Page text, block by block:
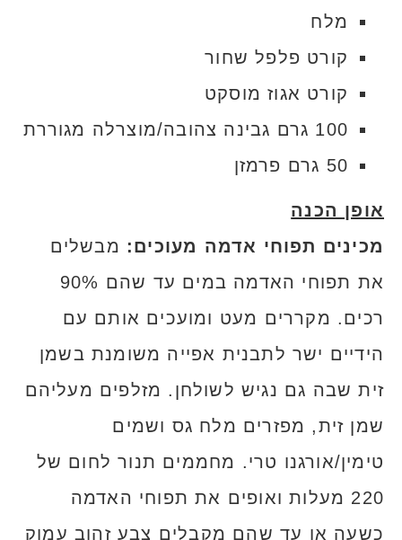
מלח
קורט פלפל שחור
קורט אגוז מוסקט
100 גרם גבינה צהובה/מוצרלה מגוררת
50 גרם פרמזן
אופן הכנה
מכינים תפוחי אדמה מעוכים: מבשלים
את תפוחי האדמה במים עד שהם 90%
רכים. מקררים מעט ומועכים אותם עם
הידיים ישר לתבנית אפייה משומנת בשמן
זית שבה גם נגיש לשולחן. מזלפים מעליהם
שמן זית, מפזרים מלח גס ושמים
טימין/אורגנו טרי. מחממים תנור לחום של
220 מעלות ואופים את תפוחי האדמה
כשעה או עד שהם מקבלים צבע זהוב עמוק